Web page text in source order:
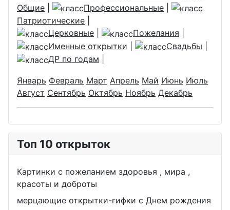
Общие
Профессиональные
Патриотические
Церковные
Пожелания
Именные открытки
Свадьбы
ДР по годам
Январь Февраль Март Апрель Май Июнь Июль
Август Сентябрь Октябрь Ноябрь Декабрь
Топ 10 открыток
Картинки с пожеланием здоровья , мира ,
красоты и доброты
мерцающие открытки-гифки с Днем рождения